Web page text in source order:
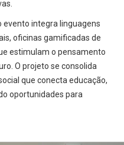
evento integra linguagens
oficinas gamificadas de
estimulam o pensamento
O projeto se consolida
que conecta educação,
oportunidades para